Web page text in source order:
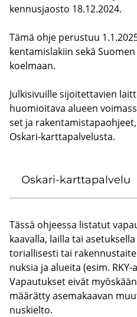
ken­nus­jaos­to 18.12.2024.
Tämä ohje pe­rus­tuu
ken­ta­mis­la­kiin sekä
koel­maan.
Jul­ki­si­vuil­le si­joi­tet­ta­vien
huo­mioi­ta­va alu­een
set ja
Oskari-​karttapalvelusta.
Oskari-​karttapalvelu
Tässä oh­jees­sa lis­ta­tut
kaa­val­la, lail­la tai
to­rial­li­ses­ti tai
nuk­sia ja aluei­ta (esim.
Va­pau­tuk­set eivät
mää­rät­ty ase­ma­kaa­van
nus­kiel­to.